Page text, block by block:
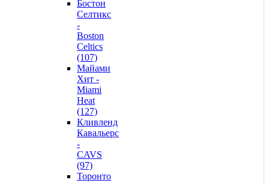
Бостон
Селтикс
-
Boston
Celtics
(107)
Майами
Хит -
Miami
Heat
(127)
Кливленд
Кавальерс
-
CAVS
(97)
Торонто